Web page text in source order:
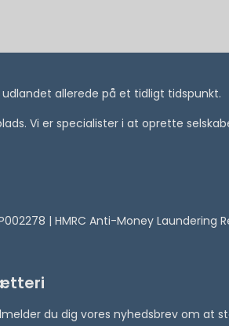
allerede på et tidligt tidspunkt.
Vi er specialister i at oprette
| HMRC Anti-Money Laundering
du dig vores nyhedsbrev om at